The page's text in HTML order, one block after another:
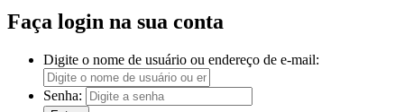
Faça login na sua conta
Digite o nome de usuário ou endereço de e-mail:
Senha: